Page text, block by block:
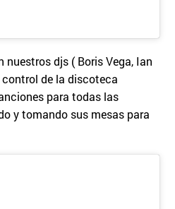
nuestros djs ( Boris Vega, Ian
control de la discoteca
para todas las
y tomando sus mesas para